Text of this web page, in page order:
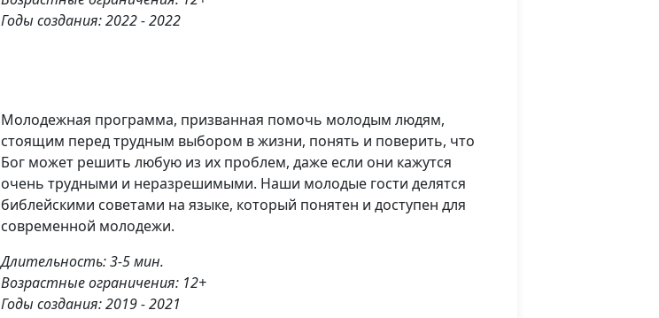
Годы создания: 2022 - 2022
Молодежная программа, призванная помочь молодым людям,
стоящим перед трудным выбором в жизни, понять и поверить, что
Бог может решить любую из их проблем, даже если они кажутся
очень трудными и неразрешимыми. Наши молодые гости делятся
библейскими советами на языке, который понятен и доступен для
современной молодежи.
Длительность: 3-5 мин.
Возрастные ограничения: 12+
Годы создания: 2019 - 2021